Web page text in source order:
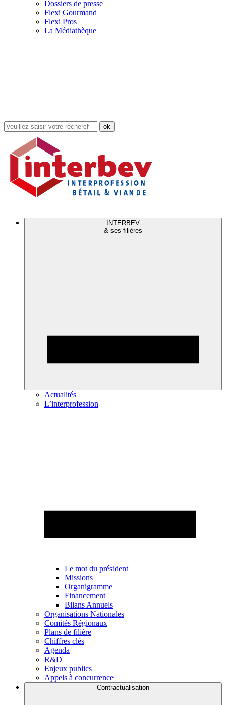
Dossiers de presse
Flexi Gourmand
Flexi Pros
La Médiathèque
Rechercher
dans
site
INTERBEV
& ses filières
Actualités
L’interprofession
Le mot du président
Missions
Organigramme
Financement
Bilans Annuels
Organisations Nationales
Comités Régionaux
Plans de filière
Chiffres clés
Agenda
R&D
Enjeux publics
Appels à concurrence
Contractualisation